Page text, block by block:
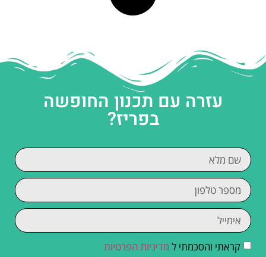
עזרה עם תכנון החופשה
בפריז?
קראתי והסכמתי ל מדיניות הפרטיות